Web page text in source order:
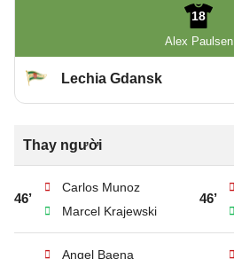
18
Alex Paulsen
Lechia Gdansk
Thay người
46’
Carlos Munoz
Marcel Krajewski
46’
Angel Baena